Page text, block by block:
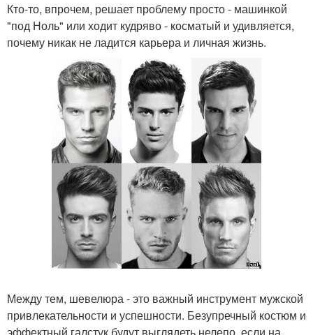
Кто-то, впрочем, решает проблему просто - машинкой
"под Ноль" или ходит кудряво - косматый и удивляется,
почему никак не ладится карьера и личная жизнь.
Между тем, шевелюра - это важный инструмент мужской
привлекательности и успешности. Безупречный костюм и